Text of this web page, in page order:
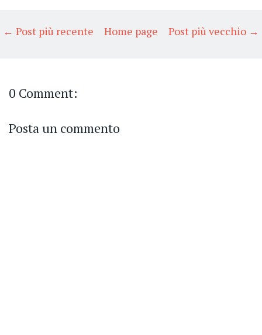
← Post più recente Post più vecchio →
Home page
0 Comment:
Posta un commento